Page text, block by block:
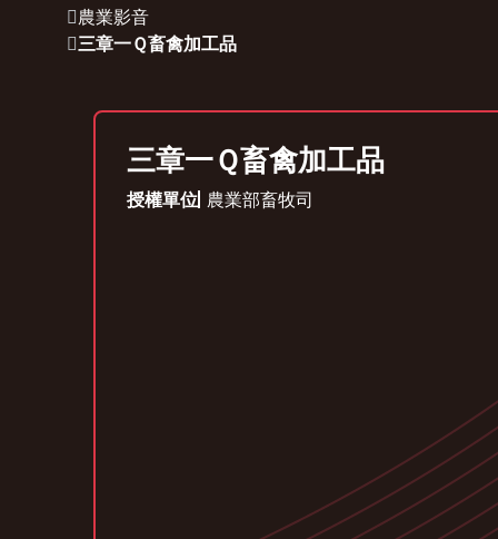
農業影音
三章一Ｑ畜禽加工品
三章一Ｑ畜禽加工品
授權單位 農業部畜牧司